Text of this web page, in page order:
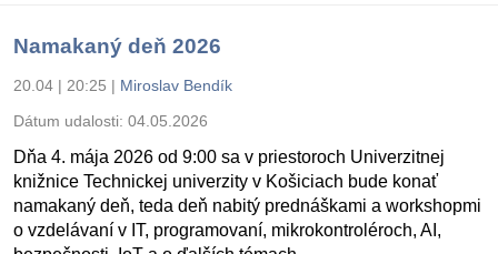
Namakaný deň 2026
20.04 | 20:25 | Miroslav Bendík
Dátum udalosti: 04.05.2026
Dňa 4. mája 2026 od 9:00 sa v priestoroch Univerzitnej
knižnice Technickej univerzity v Košiciach bude konať
namakaný deň, teda deň nabitý prednáškami a workshopmi
o vzdelávaní v IT, programovaní, mikrokontroléroch, AI,